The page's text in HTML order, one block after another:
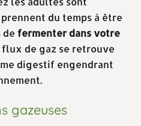
du temps à être
defermenter dans votre
de gaz se retrouve
digestif engendrant
gazeuses